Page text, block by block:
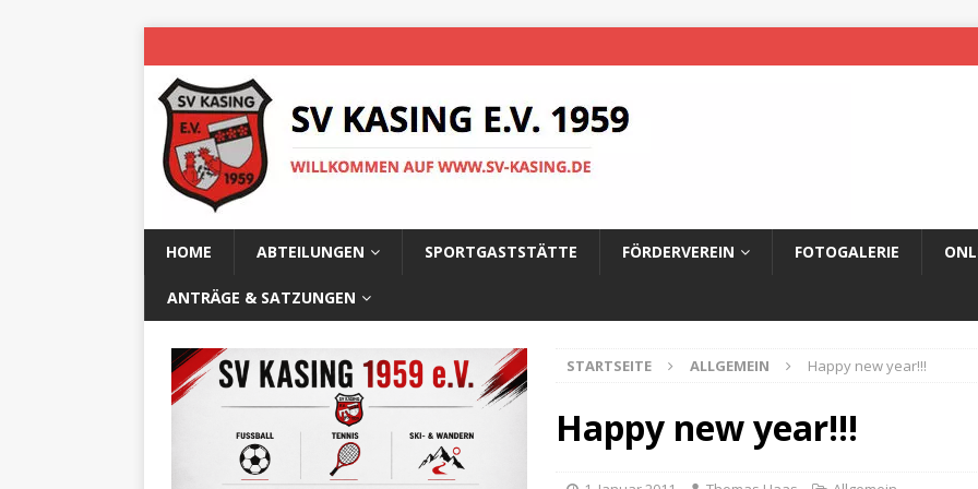
HOME ABTEILUNGEN SPORTGASTSTÄTTE FÖRDERVEREIN FOTOGALERIE
ANTRÄGE & SATZUNGEN
STARTSEITE ALLGEMEIN Happy new year!!!
Happy new year!!!